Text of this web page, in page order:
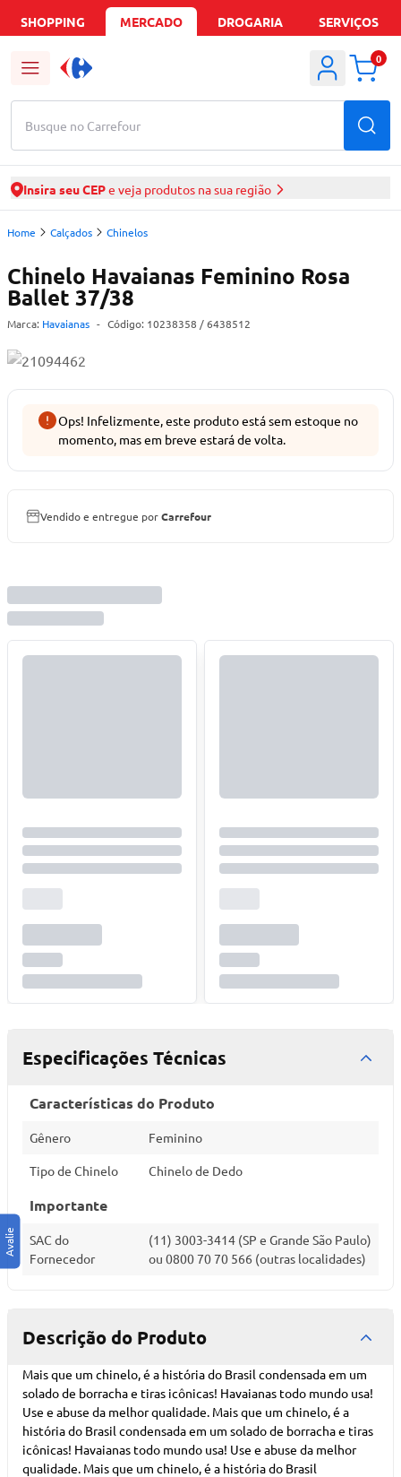
SHOPPING MERCADO DROGARIA SERVIÇOS
Busque no Carrefour
0
Insira seu CEPe veja produtos na sua região
Home Calçados Chinelos
Chinelo Havaianas Feminino Rosa
Ballet 37/38
Marca: Havaianas - Código: 10238358 / 6438512
Ops! Infelizmente, este produto está sem estoque no
momento, mas em breve estará de volta.
Vendido e entregue porCarrefour
Especificações Técnicas
Características do Produto
Gênero Feminino
Tipo de Chinelo Chinelo de Dedo
Importante
SAC do
Fornecedor
(11) 3003-3414 (SP e Grande São Paulo)
ou 0800 70 70 566 (outras localidades)
Descrição do Produto
Mais que um chinelo, é a história do Brasil condensada em um
solado de borracha e tiras icônicas! Havaianas todo mundo usa!
Use e abuse da melhor qualidade. Mais que um chinelo, é a
história do Brasil condensada em um solado de borracha e tiras
icônicas! Havaianas todo mundo usa! Use e abuse da melhor
qualidade. Mais que um chinelo, é a história do Brasil